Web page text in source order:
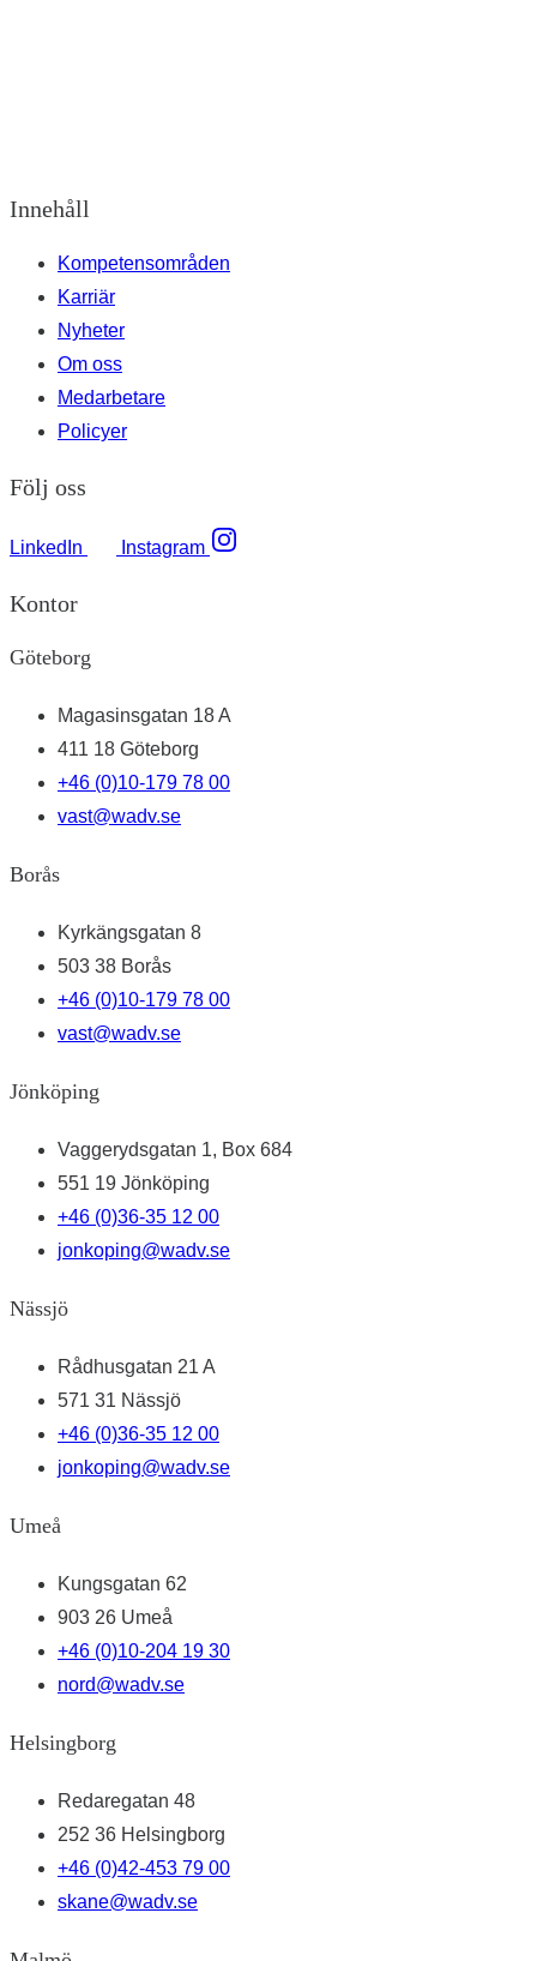
Innehåll
Kompetensområden
Karriär
Nyheter
Om oss
Medarbetare
Policyer
Följ oss
LinkedIn Instagram
Kontor
Göteborg
Magasinsgatan 18 A
411 18 Göteborg
+46 (0)10-179 78 00
vast@wadv.se
Borås
Kyrkängsgatan 8
503 38 Borås
+46 (0)10-179 78 00
vast@wadv.se
Jönköping
Vaggerydsgatan 1, Box 684
551 19 Jönköping
+46 (0)36-35 12 00
jonkoping@wadv.se
Nässjö
Rådhusgatan 21 A
571 31 Nässjö
+46 (0)36-35 12 00
jonkoping@wadv.se
Umeå
Kungsgatan 62
903 26 Umeå
+46 (0)10-204 19 30
nord@wadv.se
Helsingborg
Redaregatan 48
252 36 Helsingborg
+46 (0)42-453 79 00
skane@wadv.se